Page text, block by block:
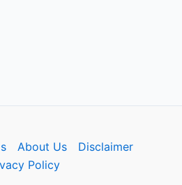
About Us
Disclaimer
Policy